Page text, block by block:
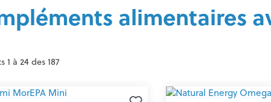
alimentaires
1 à 24 des 187